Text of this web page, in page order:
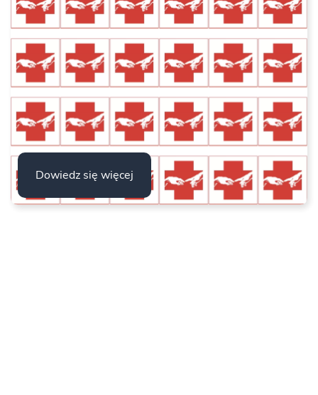
Dowiedz się więcej